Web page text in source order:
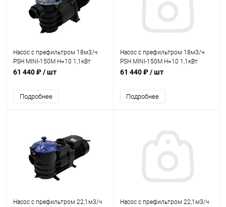
Насос с префильтром 18м3/ч
PSH MINI-150M Н=10 1,1кВт
230В (морская вода)
61 440 ₽/ шт
Подробнее
Насос с префильтром 18м3/ч
PSH MINI-150M Н=10 1,1кВт
230В (морская вода)
61 440 ₽/ шт
Подробнее
Насос с префильтром 22,1м3/ч
Насос с префильтром 22,1м3/ч